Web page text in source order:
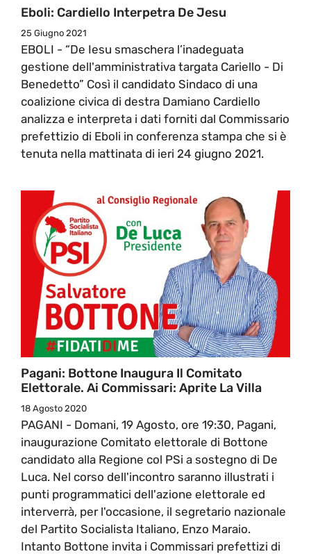
Eboli: Cardiello Interpetra De Jesu
25 Giugno 2021
EBOLI - “De Iesu smaschera l’inadeguata
gestione dell'amministrativa targata Cariello - Di
Benedetto” Così il candidato Sindaco di una
coalizione civica di destra Damiano Cardiello
analizza e interpreta i dati forniti dal Commissario
prefettizio di Eboli in conferenza stampa che si è
tenuta nella mattinata di ieri 24 giugno 2021.
Pagani: Bottone Inaugura Il Comitato
Elettorale. Ai Commissari: Aprite La Villa
18 Agosto 2020
PAGANI - Domani, 19 Agosto, ore 19:30, Pagani,
inaugurazione Comitato elettorale di Bottone
candidato alla Regione col PSi a sostegno di De
Luca. Nel corso dell'incontro saranno illustrati i
punti programmatici dell'azione elettorale ed
interverrà, per l'occasione, il segretario nazionale
del Partito Socialista Italiano, Enzo Maraio.
Intanto Bottone invita i Commissari prefettizi di